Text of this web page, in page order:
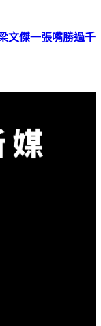
文傑一張嘴勝過千